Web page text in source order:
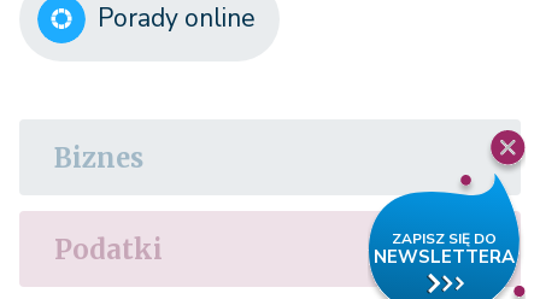
Porady online
Biznes
Podatki